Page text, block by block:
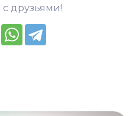
друзьями!